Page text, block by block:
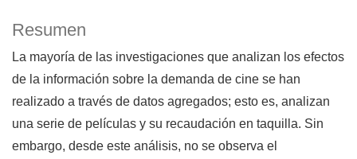
Resumen
La mayoría de las investigaciones que analizan los efectos
de la información sobre la demanda de cine se han
realizado a través de datos agregados; esto es, analizan
una serie de películas y su recaudación en taquilla. Sin
embargo, desde este análisis, no se observa el